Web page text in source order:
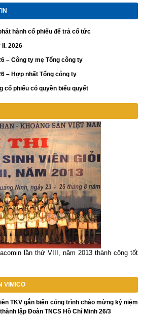
hành cổ phiếu để trả cổ tức
2026
– Công ty mẹ Tổng công ty
– Hợp nhất Tổng công ty
cổ phiếu có quyền biểu quyết
lần thứ VIII, năm 2013 thành công tốt
VIMICO
TKV gắn biển công trình chào mừng kỷ niệm
lập Đoàn TNCS Hồ Chí Minh 26/3